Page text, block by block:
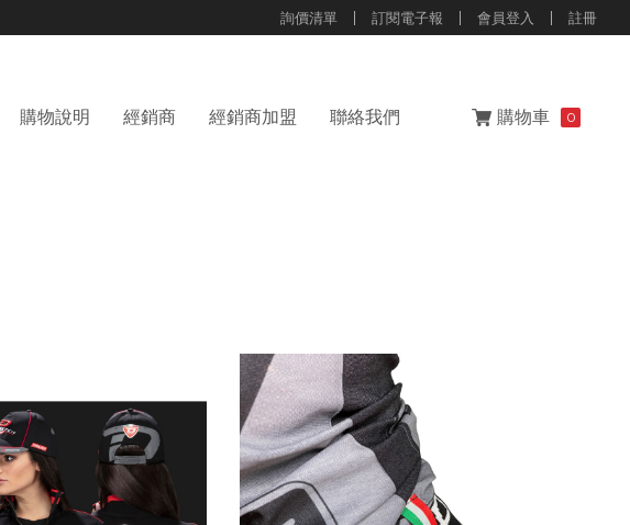
詢價清單 訂閱電子報 會員登入 註冊
購物說明 經銷商 經銷商加盟 聯絡我們 購物車 0